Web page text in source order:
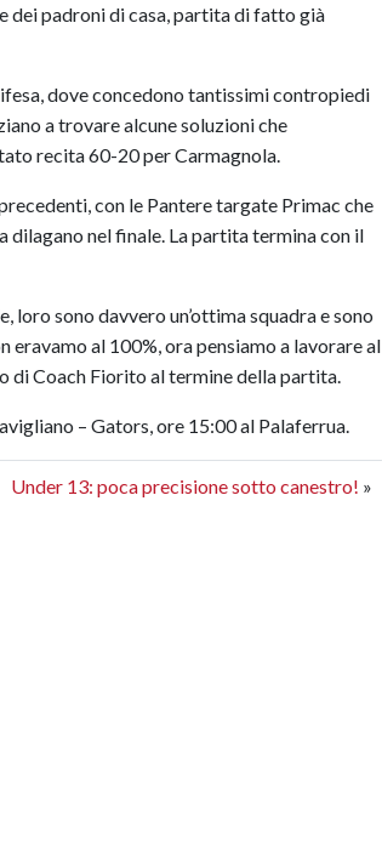
dei padroni di casa, partita di fatto già
dove concedono tantissimi contropiedi
a trovare alcune soluzioni che
recita 60-20 per Carmagnola.
con le Pantere targate Primac che
dilagano nel finale. La partita termina con il
sono davvero un’ottima squadra e sono
al 100%, ora pensiamo a lavorare al
di Coach Fiorito al termine della partita.
– Gators, ore 15:00 al Palaferrua.
Under 13: poca precisione sotto canestro! »